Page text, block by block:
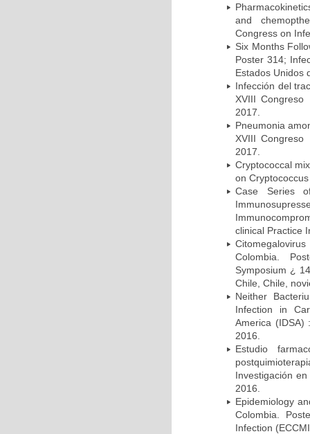
and
Congress on
Six Months
Poster 314;
Estados Unidos
Infección del
XVIII
2017.
Pneumonia
XVIII
2017.
Cryptococcal
on
Case Series
clinical Practice
Colombia.
Symposium ¿
Chile, Chile,
Neither
Infection in
America (IDSA)
2016.
Estudio
Investigación
2016.
Epidemiology
Colombia.
Infection